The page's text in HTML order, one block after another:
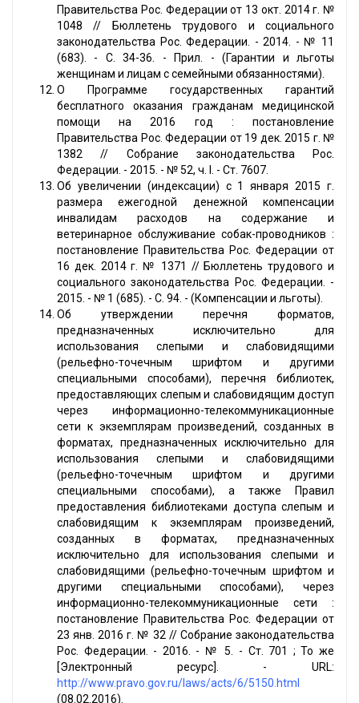
Правительства Рос. Федерации от 13 окт. 2014 г. №
1048 // Бюллетень трудового и социального
законодательства Рос. Федерации. - 2014. - № 11
(683). - С. 34-36. - Прил. - (Гарантии и льготы
женщинам и лицам с семейными обязанностями).
О Программе государственных гарантий
бесплатного оказания гражданам медицинской
помощи на 2016 год : постановление
Правительства Рос. Федерации от 19 дек. 2015 г. №
1382 // Собрание законодательства Рос.
Федерации. - 2015. - № 52, ч. I. - Ст. 7607.
Об увеличении (индексации) с 1 января 2015 г.
размера ежегодной денежной компенсации
инвалидам расходов на содержание и
ветеринарное обслуживание собак-проводников :
постановление Правительства Рос. Федерации от
16 дек. 2014 г. № 1371 // Бюллетень трудового и
социального законодательства Рос. Федерации. -
2015. - № 1 (685). - С. 94. - (Компенсации и льготы).
Об утверждении перечня форматов,
предназначенных исключительно для
использования слепыми и слабовидящими
(рельефно-точечным шрифтом и другими
специальными способами), перечня библиотек,
предоставляющих слепым и слабовидящим доступ
через информационно-телекоммуникационные
сети к экземплярам произведений, созданных в
форматах, предназначенных исключительно для
использования слепыми и слабовидящими
(рельефно-точечным шрифтом и другими
специальными способами), а также Правил
предоставления библиотеками доступа слепым и
слабовидящим к экземплярам произведений,
созданных в форматах, предназначенных
исключительно для использования слепыми и
слабовидящими (рельефно-точечным шрифтом и
другими специальными способами), через
информационно-телекоммуникационные сети :
постановление Правительства Рос. Федерации от
23 янв. 2016 г. № 32 // Собрание законодательства
Рос. Федерации. - 2016. - № 5. - Ст. 701 ; То же
[Электронный ресурс]. - URL:
http://www.pravo.gov.ru/laws/acts/6/5150.html
(08.02.2016).